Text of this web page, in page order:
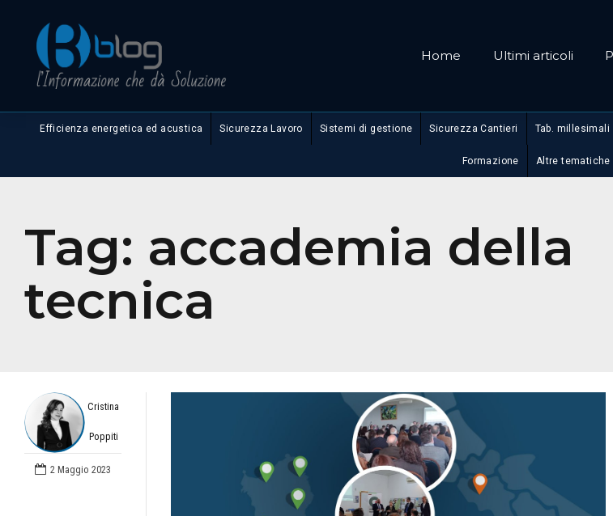
Home Ultimi articoli
Efficienza energetica ed acustica Sicurezza Lavoro Sistemi di gestione Sicurezza Cantieri Tab. millesimali
Formazione Altre tematiche
Tag: accademia della
tecnica
Cristina
Poppiti
2 Maggio 2023